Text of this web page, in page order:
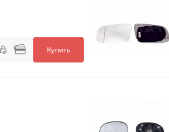
Купить